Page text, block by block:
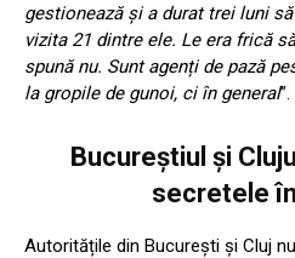
gestionează și a durat trei luni
vizita 21 dintre ele. Le era frică
spună nu. Sunt agenți de pază
la gropile de gunoi, ci în general”.
Bucureștiul și
secretele
Autoritățile din București și Cluj